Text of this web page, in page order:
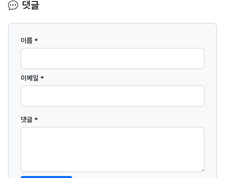
댓글
이름 *
이메일 *
댓글 *